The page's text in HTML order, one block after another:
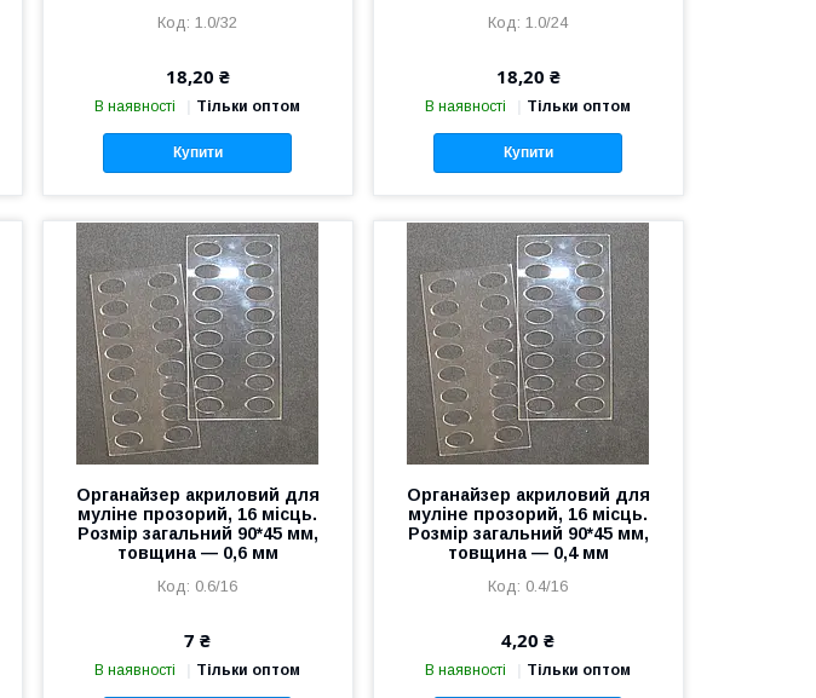
1.0/32
18,20 ₴
В наявності Тільки оптом
Купити
1.0/24
18,20 ₴
В наявності Тільки оптом
Купити
Органайзер акриловий для
муліне прозорий, 16 місць.
Розмір загальний 90*45 мм,
товщина — 0,6 мм
0.6/16
7 ₴
В наявності Тільки оптом
Органайзер акриловий для
муліне прозорий, 16 місць.
Розмір загальний 90*45 мм,
товщина — 0,4 мм
0.4/16
4,20 ₴
В наявності Тільки оптом